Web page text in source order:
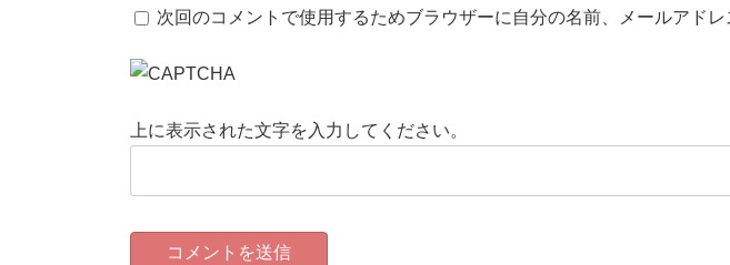
次回のコメントで使用するためブラウザーに自分の名前、メールアドレ
上に表示された文字を入力してください。